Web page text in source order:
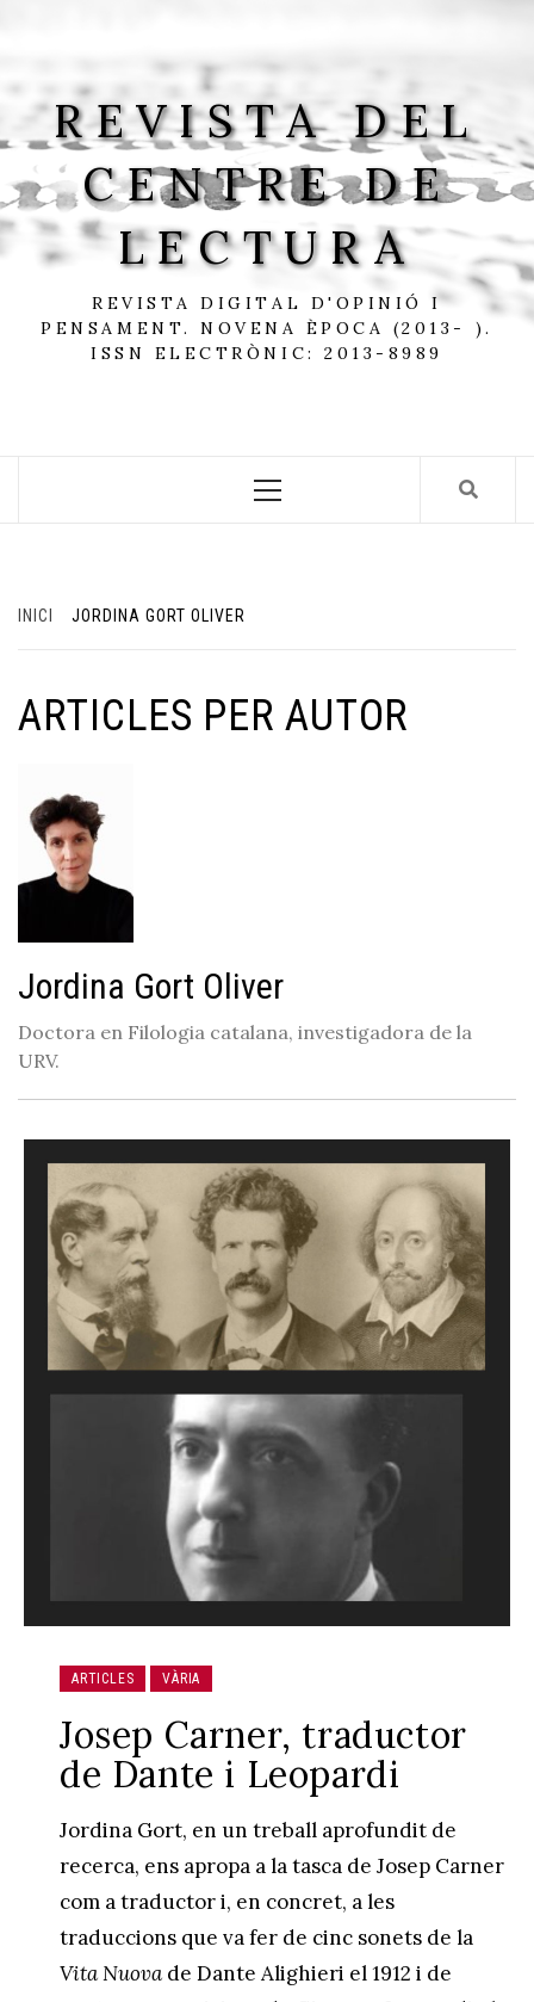
REVISTA DEL
CENTRE DE
LECTURA
REVISTA DIGITAL D'OPINIÓ I
PENSAMENT. NOVENA ÈPOCA (2013- ).
ISSN ELECTRÒNIC: 2013-8989
Menu
INICI JORDINA GORT OLIVER
ARTICLES PER AUTOR
Jordina Gort Oliver
Doctora en Filologia catalana, investigadora de la
URV.
ARTICLES VÀRIA
Josep Carner, traductor
de Dante i Leopardi
Jordina Gort, en un treball aprofundit de
recerca, ens apropa a la tasca de Josep Carner
com a traductor i, en concret, a les
traduccions que va fer de cinc sonets de la
Vita Nuova de Dante Alighieri el 1912 i de